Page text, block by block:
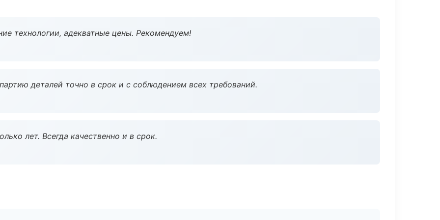
технологии, адекватные цены. Рекомендуем!
деталей точно в срок и с соблюдением всех требований.
лет. Всегда качественно и в срок.